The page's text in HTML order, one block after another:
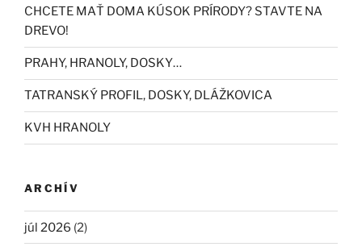
CHCETE MAŤ DOMA KÚSOK PRÍRODY? STAVTE NA
DREVO!
PRAHY, HRANOLY, DOSKY…
TATRANSKÝ PROFIL, DOSKY, DLÁŽKOVICA
KVH HRANOLY
ARCHÍV
júl 2026 (2)